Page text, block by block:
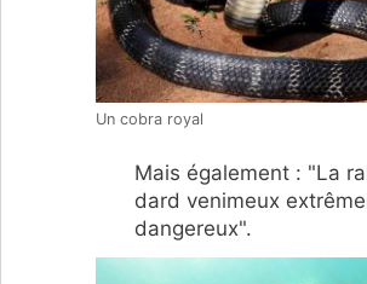
Un cobra royal
Mais également : "La
dard venimeux
dangereux".